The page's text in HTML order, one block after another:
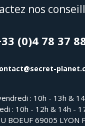
nos
(0)4 78 37
: 10h - 13h &
: 10h - 12h & 14h -
BOEUF 69005 LYON